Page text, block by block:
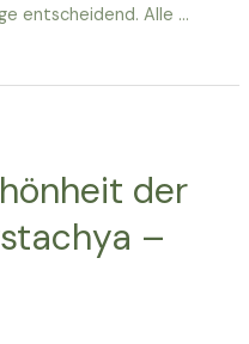
entscheidend. Alle …
der
–